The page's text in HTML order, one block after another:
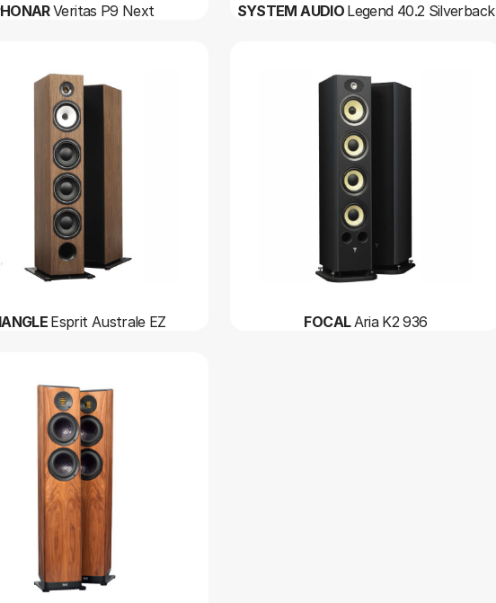
Veritas P9 Next SYSTEM AUDIO Legend 40.2 Silverback
Esprit Australe EZ FOCAL Aria K2 936